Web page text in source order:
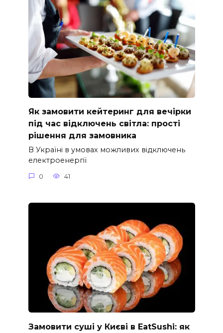
Як замовити кейтеринг для вечірки
під час відключень світла: прості
рішення для замовника
В Україні в умовах можливих відключень
електроенергії
0 41
Замовити суші у Києві в EatSushi: як